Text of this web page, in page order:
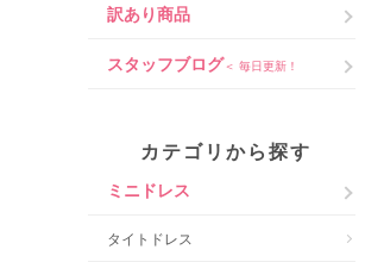
訳あり商品
スタッフブログ＜ 毎日更新！
カテゴリから探す
ミニドレス
タイトドレス